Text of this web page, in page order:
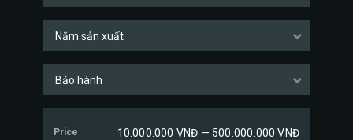
Năm sản xuất
Bảo hành
Price 10.000.000 VNĐ — 500.000.000 VNĐ